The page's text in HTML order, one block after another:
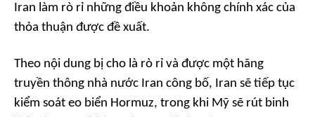
Iran làm rò rỉ những điều khoản không chính xác của
thỏa thuận được đề xuất.
Theo nội dung bị cho là rò rỉ và được một hãng
truyền thông nhà nước Iran công bố, Iran sẽ tiếp tục
kiểm soát eo biển Hormuz, trong khi Mỹ sẽ rút binh